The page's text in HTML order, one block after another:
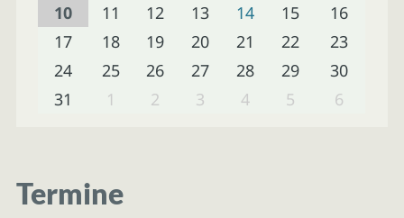
10
11 12 13 14 15
16
17
18 19 20 21 22
23
24
25 26 27 28 29
30
31
1 2 3 4 5 6
Termine